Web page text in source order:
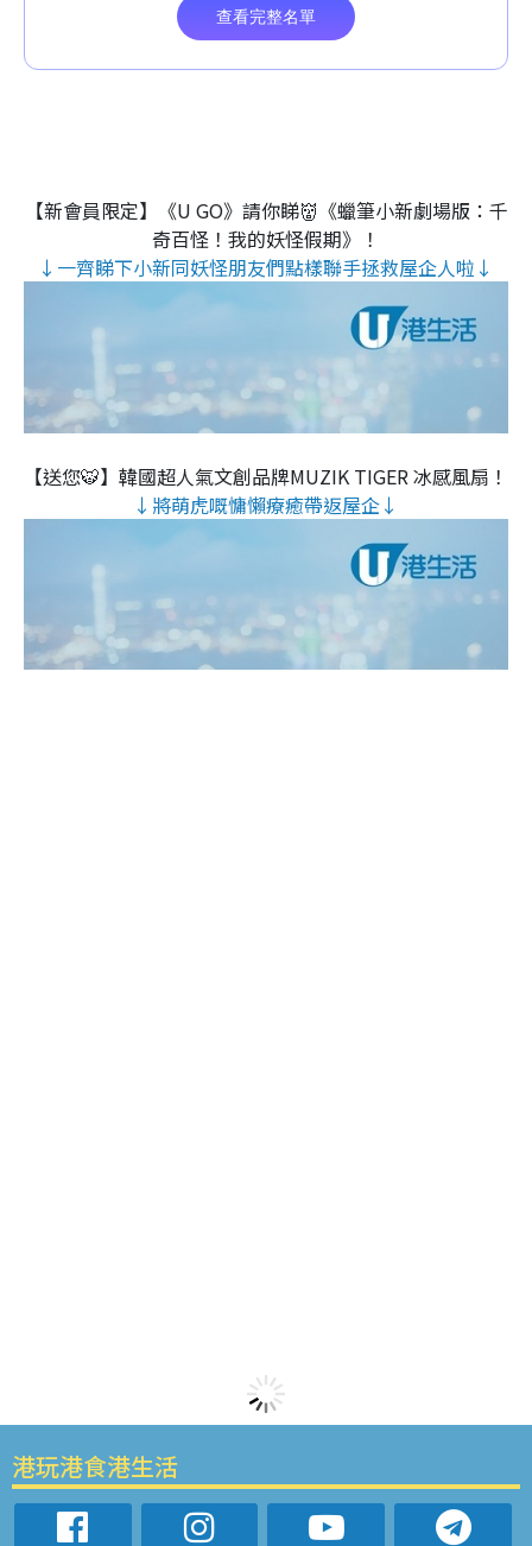
【新會員限定】《U GO》請你睇👹《蠟筆小新劇場版：千
奇百怪！我的妖怪假期》！
↓一齊睇下小新同妖怪朋友們點樣聯手拯救屋企人啦↓
【送您🐯】韓國超人氣文創品牌MUZIK TIGER 冰感風扇！
↓將萌虎嘅慵懶療癒帶返屋企↓
港玩港食港生活